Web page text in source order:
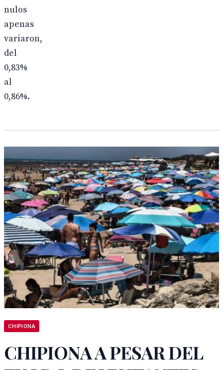
nulos
apenas
variaron,
del
0,83%
al
0,86%.
CHIPIONA
CHIPIONA A PESAR DEL